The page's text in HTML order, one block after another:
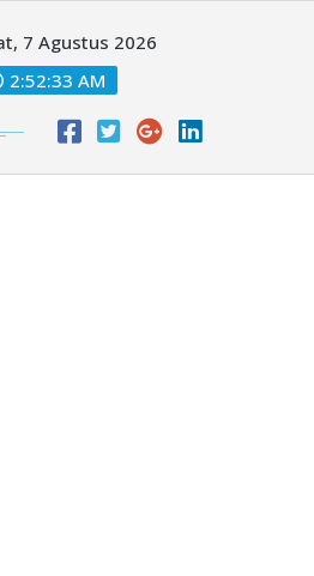
7 Agustus 2026
2:52:34 AM